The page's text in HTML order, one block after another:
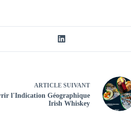
ARTICLESUIVANT
l'Indication Géographique
Irish Whiskey